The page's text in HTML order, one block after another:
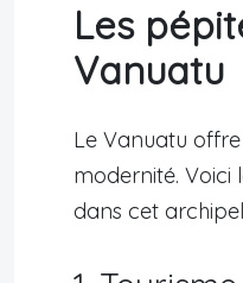
Les
Vanuatu
Le Vanuatu
modernité. Voici
dans cet